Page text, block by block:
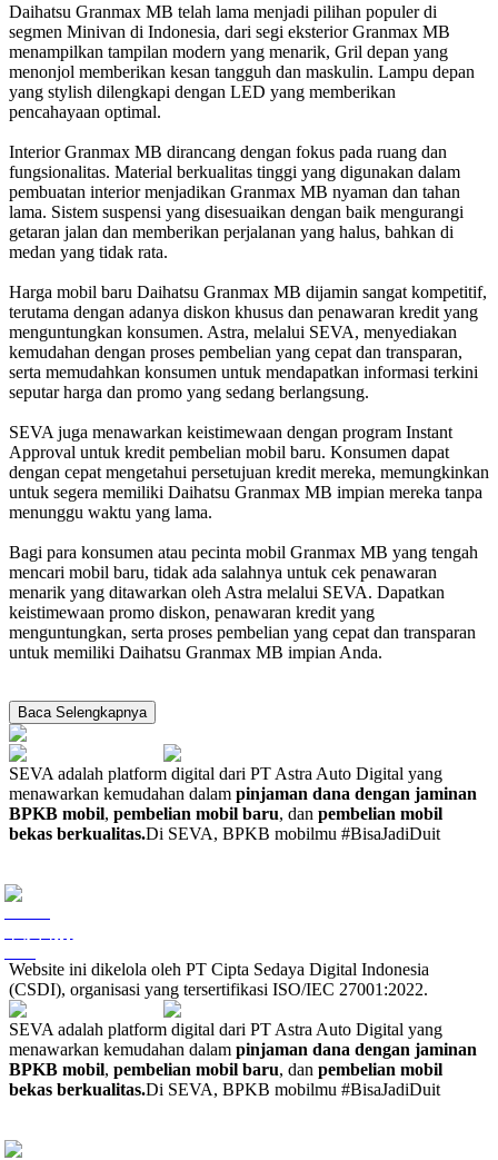
Daihatsu Granmax MB telah lama menjadi pilihan populer di
segmen Minivan di Indonesia, dari segi eksterior Granmax MB
menampilkan tampilan modern yang menarik, Gril depan yang
menonjol memberikan kesan tangguh dan maskulin. Lampu depan
yang stylish dilengkapi dengan LED yang memberikan
pencahayaan optimal.
Interior Granmax MB dirancang dengan fokus pada ruang dan
fungsionalitas. Material berkualitas tinggi yang digunakan dalam
pembuatan interior menjadikan Granmax MB nyaman dan tahan
lama. Sistem suspensi yang disesuaikan dengan baik mengurangi
getaran jalan dan memberikan perjalanan yang halus, bahkan di
medan yang tidak rata.
Harga mobil baru Daihatsu Granmax MB dijamin sangat kompetitif,
terutama dengan adanya diskon khusus dan penawaran kredit yang
menguntungkan konsumen. Astra, melalui SEVA, menyediakan
kemudahan dengan proses pembelian yang cepat dan transparan,
serta memudahkan konsumen untuk mendapatkan informasi terkini
seputar harga dan promo yang sedang berlangsung.
SEVA juga menawarkan keistimewaan dengan program Instant
Approval untuk kredit pembelian mobil baru. Konsumen dapat
dengan cepat mengetahui persetujuan kredit mereka, memungkinkan
untuk segera memiliki Daihatsu Granmax MB impian mereka tanpa
menunggu waktu yang lama.
Bagi para konsumen atau pecinta mobil Granmax MB yang tengah
mencari mobil baru, tidak ada salahnya untuk cek penawaran
menarik yang ditawarkan oleh Astra melalui SEVA. Dapatkan
keistimewaan promo diskon, penawaran kredit yang
menguntungkan, serta proses pembelian yang cepat dan transparan
untuk memiliki Daihatsu Granmax MB impian Anda.
Baca Selengkapnya
SEVA adalah platform digital dari PT Astra Auto Digital yang
menawarkan kemudahan dalam pinjaman dana dengan jaminan
BPKB mobil, pembelian mobil baru, dan pembelian mobil
bekas berkualitas.Di SEVA, BPKB mobilmu #BisaJadiDuit
Website ini dikelola oleh PT Cipta Sedaya Digital Indonesia
(CSDI), organisasi yang tersertifikasi ISO/IEC 27001:2022.
SEVA adalah platform digital dari PT Astra Auto Digital yang
menawarkan kemudahan dalam pinjaman dana dengan jaminan
BPKB mobil, pembelian mobil baru, dan pembelian mobil
bekas berkualitas.Di SEVA, BPKB mobilmu #BisaJadiDuit